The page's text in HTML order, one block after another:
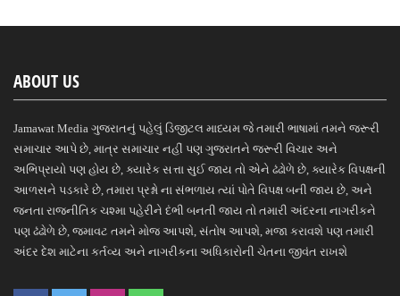
ABOUT US
Jamawat Media ગુજરાતનું પહેલું ડિજીટલ માધ્યમ જે તમારી ભાષામાં તમને જરૂરી
સમાચાર આપે છે, માત્ર સમાચાર નહીં પણ ગુજરાતને જરૂરી વિચાર અને
અભિપ્રાયો પણ હોય છે, ક્યારેક સત્તા સુઈ જાય તો એને ઢંઢોળે છે, ક્યારેક વિપક્ષની
આળસને પડકારે છે, તમારા પ્રશ્નો ના સંભળાય ત્યાં પોતે વિપક્ષ બની જાય છે, અને
જનતા રાજનીતિક ચશ્મા પહેરીને દંભી બનતી જાય તો તમારી અંદરના નાગરીકને
પણ ઢંઢોળે છે, જમાવટ તમને મોજ આપશે, સંતોષ આપશે, મજા કરાવશે પણ તમારી
અંદર દેશ માટેના કર્તવ્ય અને નાગરીકના અધિકારોની ચેતના જીવંત રાખશે